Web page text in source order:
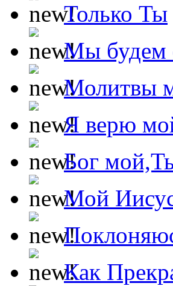
Только Ты
Мы будем
Молитвы
Я верю
Бог
Мой
Как